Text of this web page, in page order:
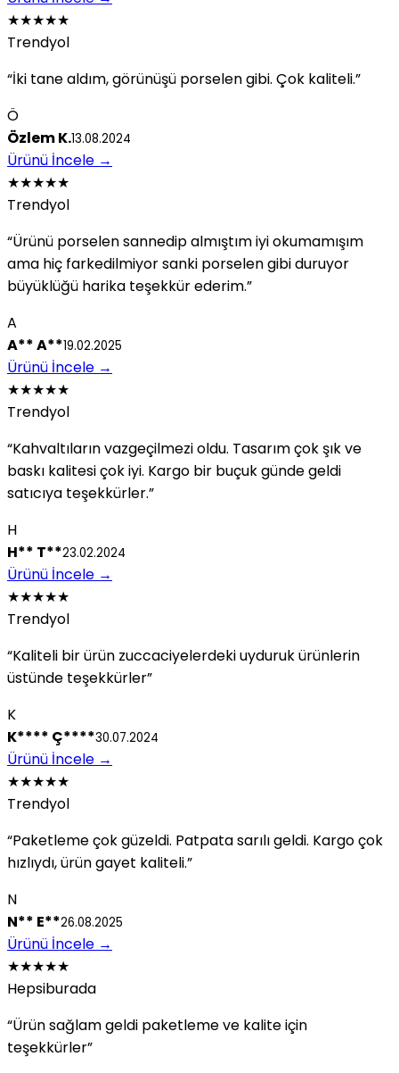
★★★★★
Trendyol
“İki tane aldım, görünüşü porselen gibi. Çok kaliteli.”
Ö
Özlem K.13.08.2024
Ürünü İncele →
★★★★★
Trendyol
“Ürünü porselen sannedip almıştım iyi okumamışım
ama hiç farkedilmiyor sanki porselen gibi duruyor
büyüklüğü harika teşekkür ederim.”
A
A** A**19.02.2025
Ürünü İncele →
★★★★★
Trendyol
“Kahvaltıların vazgeçilmezi oldu. Tasarım çok şık ve
baskı kalitesi çok iyi. Kargo bir buçuk günde geldi
satıcıya teşekkürler.”
H
H** T**23.02.2024
Ürünü İncele →
★★★★★
Trendyol
“Kaliteli bir ürün zuccaciyelerdeki uyduruk ürünlerin
üstünde teşekkürler”
K
K**** Ç****30.07.2024
Ürünü İncele →
★★★★★
Trendyol
“Paketleme çok güzeldi. Patpata sarılı geldi. Kargo çok
hızlıydı, ürün gayet kaliteli.”
N
N** E**26.08.2025
Ürünü İncele →
★★★★★
Hepsiburada
“Ürün sağlam geldi paketleme ve kalite için
teşekkürler”